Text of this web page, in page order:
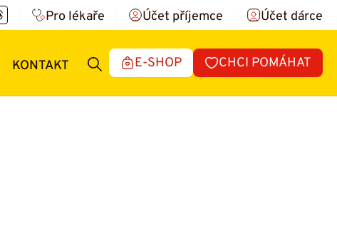
Pro lékaře Účet příjemce Účet dárce
KONTAKT E-SHOP CHCI POMÁHAT